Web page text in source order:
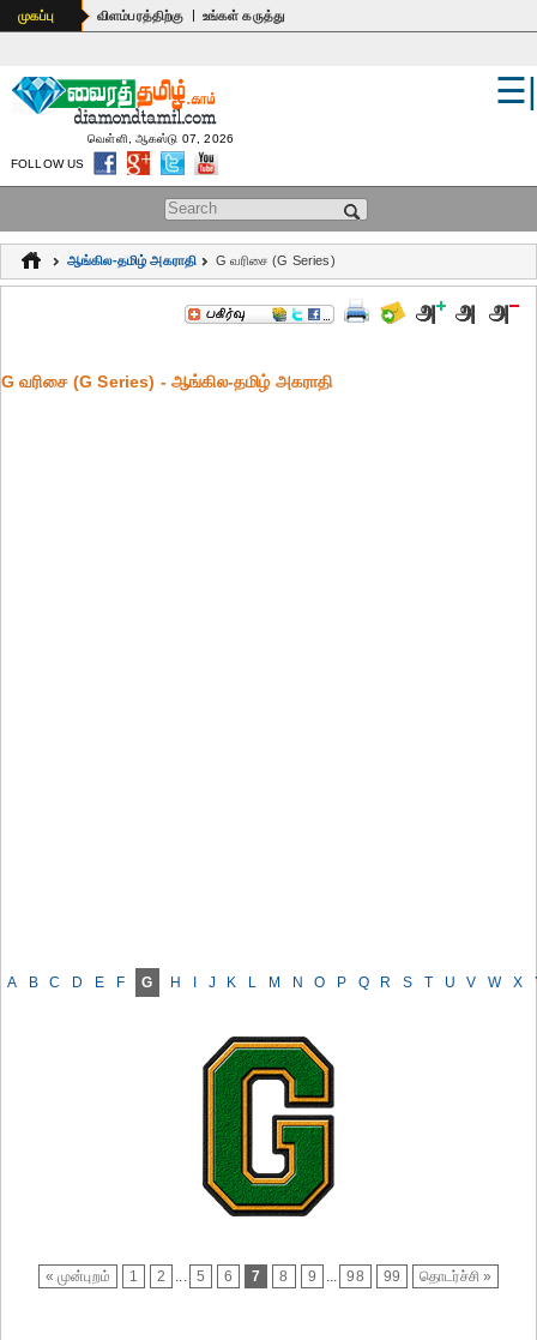
உலகம்
பொதுஅறிவு
கல்வி
ஆன்மிகம்
மருத்துவம்
முகப்பு விளம்பரத்திற்கு | உங்கள் கருத்து
Search form
☰|
வெள்ளி, ஆகஸ்டு 07, 2026
FOLLOW US
ஆங்கில-தமிழ் அகராதி G வரிசை (G Series)
G வரிசை (G Series) - ஆங்கில-தமிழ் அகராதி
A B C D E F G H J K L M N O P Q R S T U V W X
« முன்புறம் 1 2 ... 5 6 7 8 9 ... 98 99 தொடர்ச்சி »